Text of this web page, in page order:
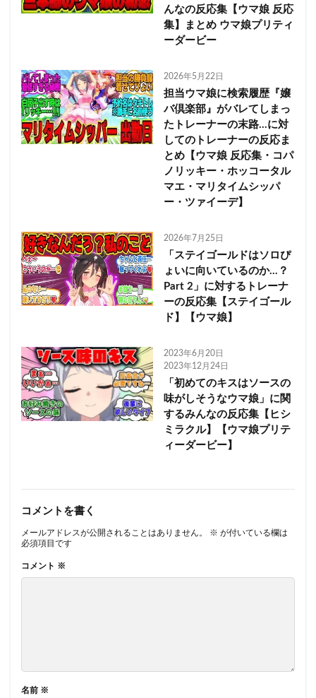
んなの反応集【ウマ娘 反応
集】まとめ ウマ娘プリティ
ーダービー
2026年5月22日
担当ウマ娘に検索履歴『嬢
バ倶楽部』がバレてしまっ
たトレーナーの末路…に対
してのトレーナーの反応ま
とめ【ウマ娘 反応集・コパ
ノリッキー・ホッコータル
マエ・マリタイムシッパ
ー・ツァイーデ】
2026年7月25日
「ステイゴールドはソロぴ
ょいに向いているのか…？
Part 2」に対するトレーナ
ーの反応集【ステイゴール
ド】【ウマ娘】
2023年6月20日
2023年12月24日
「初めてのキスはソースの
味がしそうなウマ娘」に関
するみんなの反応集【ヒシ
ミラクル】【ウマ娘プリテ
ィーダービー】
コメントを書く
メールアドレスが公開されることはありません。 ※ が付いている欄は
必須項目です
コメント ※
名前 ※